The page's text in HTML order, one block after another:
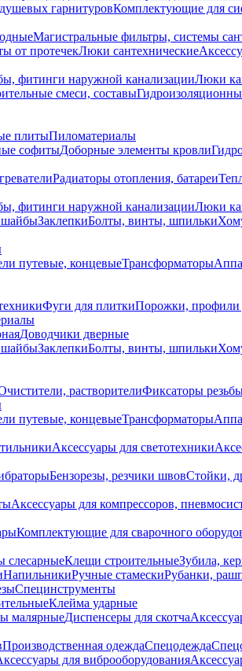
гарнитуровКомплектующие для
Магистральные фильтры, системы
от протечекЛюки сантехнические
фитинги наружной канализацииЛюки
смеси, составы
плитыПиломатериалы
софитыДоборные элементы кровли
Радиаторы отопления, батареи
фитинги наружной канализацииЛюки
шайбыЗаклепкиБолты, винты, шпильки
путевые, концевыеТрансформаторы
Фуги для плиткиПорожки, профили
Доводчики дверные
шайбыЗаклепкиБолты, винты, шпильки
растворителиФиксаторы
путевые, концевыеТрансформаторы
Аксессуары для светотехники
Бензорезы, резчики швовСтойки,
Аксессуары для компрессоров,
Комплектующие для сварочного
Клещи строительныеЗубила,
НапильникиРучные стамескиРубанки,
Специнструменты
Клейма ударные
малярныеДиспенсеры для скотча
Производственная одеждаСпецодежда
для виброоборудования